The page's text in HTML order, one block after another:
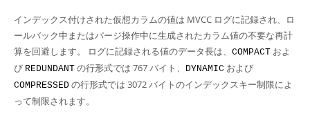
インデックス付けされた仮想カラムの値は MVCC ログに記録され、ロ
ールバック中またはパージ操作中に生成されたカラム値の不要な再計
算を回避します。 ログに記録される値のデータ長は、 COMPACT およ
び REDUNDANT の行形式では 767 バイト、 DYNAMIC および
COMPRESSED の行形式では 3072 バイトのインデックスキー制限によ
って制限されます。